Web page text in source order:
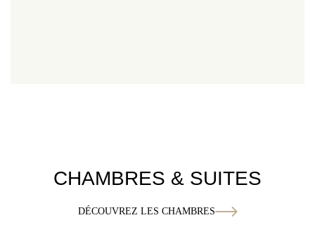
CHAMBRES & SUITES
DÉCOUVREZ LES CHAMBRES